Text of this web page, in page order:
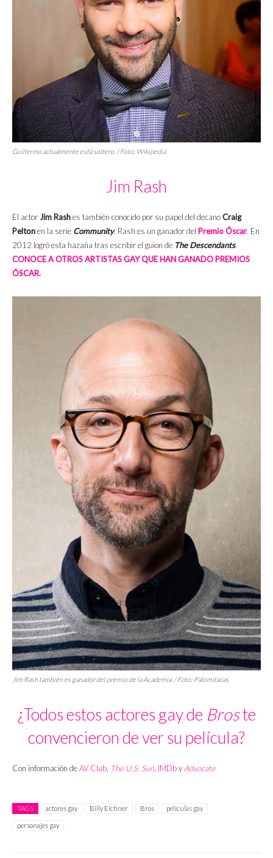
Guillermo actualmente está soltero. / Foto: Wikipedia
Jim Rash
El actor Jim Rashes también conocido por su papel del decanoCraig
Peltonen la serie Community. Rash es un ganador del Premio Óscar. En
2012 logró esta hazaña tras escribir el guion de The Descendants.
CONOCE A OTROS ARTISTAS GAY QUE HAN GANADO PREMIOS
ÓSCAR.
Jim Rash también es ganador del premio de la Academia. / Foto: Palomitacas
¿Todos estos actores gay de Broste
convencieron de ver su película?
Con información deAV Club The U.S. Sun, IMDby Advocate
TAGS actores gay Billy Eichner Bros películas gay
personajes gay